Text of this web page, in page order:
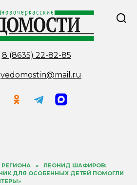
8 (8635) 22-82-85
vedomostin@mail.ru
»
ЛЕОНИД ШАФИРОВ:
ДЛЯ ОСОБЕННЫХ ДЕТЕЙ ПОМОГЛИ